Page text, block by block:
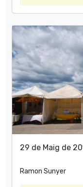
29 de Maig de
Ramon Sunyer